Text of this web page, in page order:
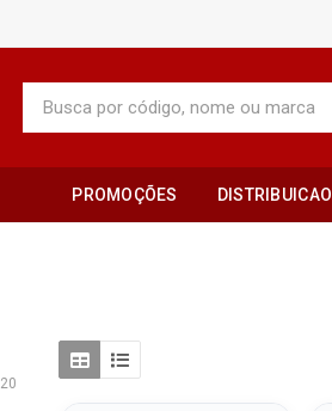
PROMOÇÕES DISTRIBUICAO
20